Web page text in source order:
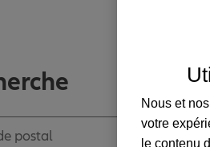
Nous et
votre
le contenu